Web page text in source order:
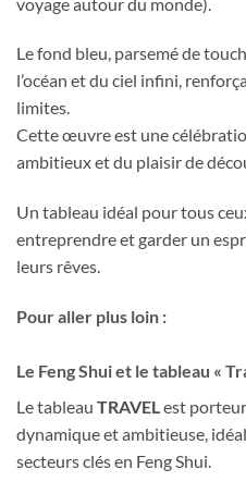
Le fond bleu, parsemé de
l’océan et du ciel infini,
limites.
Cette œuvre est une
ambitieux et du plaisir de
Un tableau idéal pour tous
entreprendre et garder un
leurs rêves.
Pour aller plus loin :
Le Feng Shui et le tableau «
Le tableau TRAVELest
dynamique et ambitieuse,
secteurs clés en Feng Shui.